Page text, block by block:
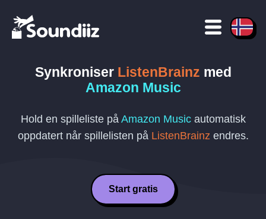
Synkroniser ListenBrainz med
Amazon Music
Hold en spilleliste på Amazon Musicautomatisk
oppdatert når spillelisten på ListenBrainz endres.
Start gratis